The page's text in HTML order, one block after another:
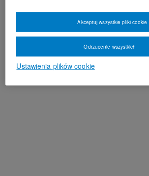
Ustawienia plików cookie
Odrzucenie wszystkich
Akceptuj wszystkie pliki cookie